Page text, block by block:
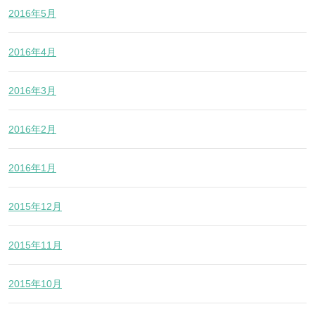
2016年5月
2016年4月
2016年3月
2016年2月
2016年1月
2015年12月
2015年11月
2015年10月